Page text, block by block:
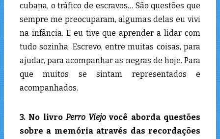
cubana, o tráfico de escravos… São questões que
sempre me preocuparam, algumas delas eu vivi
na infância. E eu tive que aprender a lidar com
tudo sozinha. Escrevo, entre muitas coisas, para
ajudar, para acompanhar as negras de hoje. Para
que muitos se sintam representados e
acompanhados.
3. No livro Perro Viejo você aborda questões
sobre a memória através das recordações